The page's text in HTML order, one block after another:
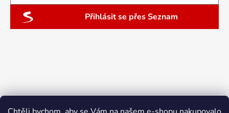
Přihlásit se přes Seznam